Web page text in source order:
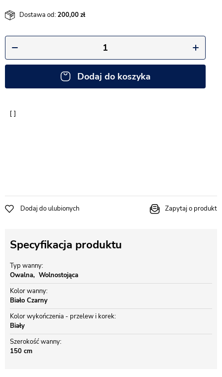
Dostawa od:200,00
Dodaj do koszyka
Dodaj do ulubionych Zapytaj o produkt
Specyfikacja produktu
Typ wanny
Owalna
Wolnostojąca
Kolor wanny
Biało Czarny
Kolor wykończenia - przelew i korek
Biały
Szerokość wanny
150 cm